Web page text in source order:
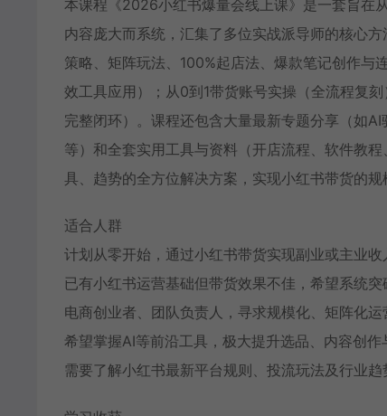
本课程《2026小红书爆量会线上课》是一套旨在
内容庞大而系统，汇集了多位实战派导师的核心
策略、矩阵玩法、100%起店法、爆款笔记创作与
效工具应用）；从0到1带货账号实操（全流程复
完整闭环）。课程还包含大量最新专题分享（如
等）和全套实用工具与资料（开店流程、软件教
具、趋势的全方位解决方案，实现小红书带货的规
适合人群
计划从零开始，通过小红书带货实现副业或主业收
已有小红书运营基础但带货效果不佳，希望系统突
电商创业者、团队负责人，寻求规模化、矩阵化运
希望掌握AI等前沿工具，极大提升选品、内容创作
需要了解小红书最新平台规则、投流玩法及行业趋